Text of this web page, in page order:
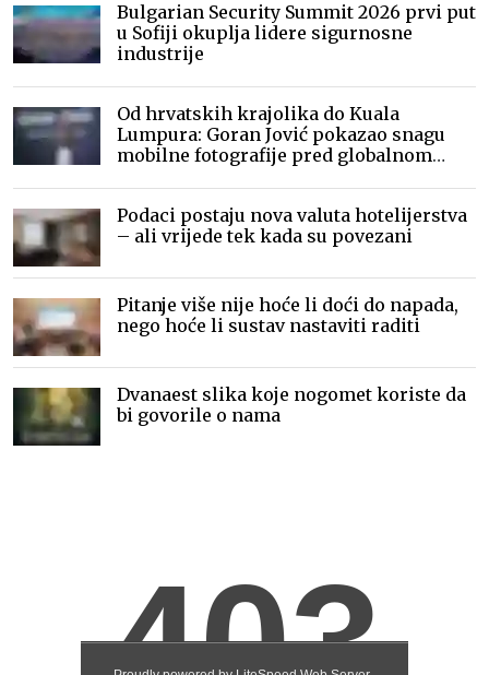
Bulgarian Security Summit 2026 prvi put
u Sofiji okuplja lidere sigurnosne
industrije
Od hrvatskih krajolika do Kuala
Lumpura: Goran Jović pokazao snagu
mobilne fotografije pred globalnom
Podaci postaju nova valuta hotelijerstva
– ali vrijede tek kada su povezani
Pitanje više nije hoće li doći do napada,
nego hoće li sustav nastaviti raditi
Dvanaest slika koje nogomet koriste da
bi govorile o nama